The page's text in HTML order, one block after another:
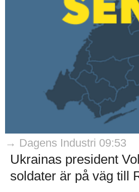
→ Dagens Industri 09:53
Ukrainas president
soldater är på väg till